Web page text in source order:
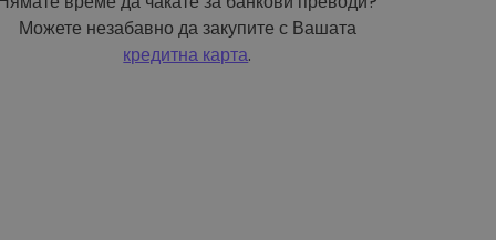
Можете незабавно да закупите с Вашата
кредитна карта.